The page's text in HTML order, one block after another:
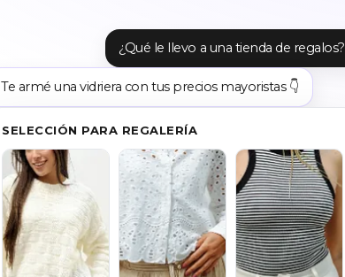
¿Qué le llevo a una tienda de regalos?
Te armé una vidriera con tus precios mayoristas 👇
SELECCIÓN PARA REGALERÍA